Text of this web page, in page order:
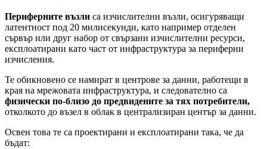
Периферните възли са изчислителни възли, осигуряващи
латентност под 20 милисекунди, като например отделен
сървър или друг набор от свързани изчислителни ресурси,
експлоатирани като част от инфраструктура за периферни
изчисления.
Те обикновено се намират в центрове за данни, работещи в
края на мрежовата инфраструктура, и следователно са
физически по-близо до предвидените за тях потребители,
отколкото до възел в облак в централизиран център за данни.
Освен това те са проектирани и експлоатирани така, че да
бъдат: